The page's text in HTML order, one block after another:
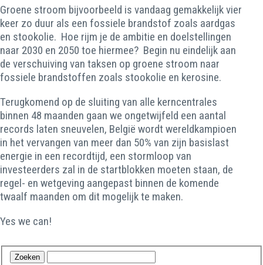
Groene stroom bijvoorbeeld is vandaag gemakkelijk vier
keer zo duur als een fossiele brandstof zoals aardgas
en stookolie. Hoe rijm je de ambitie en doelstellingen
naar 2030 en 2050 toe hiermee? Begin nu eindelijk aan
de verschuiving van taksen op groene stroom naar
fossiele brandstoffen zoals stookolie en kerosine.
Terugkomend op de sluiting van alle kerncentrales
binnen 48 maanden gaan we ongetwijfeld een aantal
records laten sneuvelen, België wordt wereldkampioen
in het vervangen van meer dan 50% van zijn basislast
energie in een recordtijd, een stormloop van
investeerders zal in de startblokken moeten staan, de
regel- en wetgeving aangepast binnen de komende
twaalf maanden om dit mogelijk te maken.
Yes we can!